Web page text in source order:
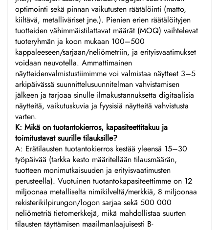
optimointi sekä pinnan vaikutusten räätälöinti (matto,
kiiltävä, metalliväriset jne.). Pienien erien räätälöityjen
tuotteiden vähimmäistilattavat määrät (MOQ) vaihtelevat
tuoteryhmän ja koon mukaan 100–500
kappaleeseen/sarjaan/neliömetriin, ja erityisvaatimukset
voidaan neuvotella. Ammattimainen
näytteidenvalmistustiimimme voi valmistaa näytteet 3–5
arkipäivässä suunnittelusuunnitelman vahvistamisen
jälkeen ja tarjoaa sinulle ilmakustannuksetta digitaalisia
näytteitä, vaikutuskuvia ja fyysisiä näytteitä vahvistusta
varten.
K: Mikä on tuotantokierros, kapasiteettitakuu ja
toimitustavat suurille tilauksille?
A: Erätilausten tuotantokierros kestää yleensä 15–30
työpäivää (tarkka kesto määritellään tilausmäärän,
tuotteen monimutkaisuuden ja erityisvaatimusten
perusteella). Vuotuinen tuotantokapasiteettimme on 12
miljoonaa metalliselta nimikilveltä/merkkiä, 8 miljoonaa
rekisterikilpirungon/logon sarjaa sekä 500 000
neliömetriä tietomerkkejä, mikä mahdollistaa suurten
tilausten täyttämisen maailmanlaajuisesti B-